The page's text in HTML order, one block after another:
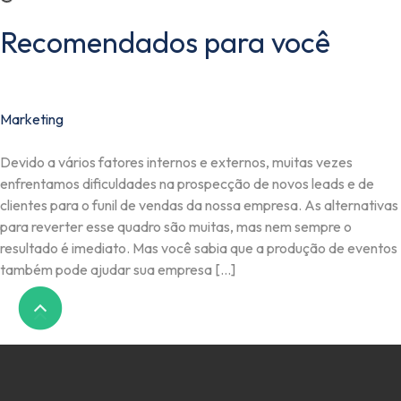
Recomendados para você
Marketing
Devido a vários fatores internos e externos, muitas vezes
enfrentamos dificuldades na prospecção de novos leads e de
clientes para o funil de vendas da nossa empresa. As alternativas
para reverter esse quadro são muitas, mas nem sempre o
resultado é imediato. Mas você sabia que a produção de eventos
também pode ajudar sua empresa […]